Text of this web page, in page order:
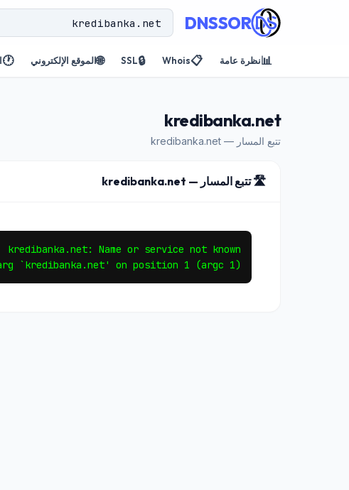
DNSSOR
📊نظرة عامة 📋
Whois
🔒
SSL
🌐الموقع الإلكتروني 🕐
kredibanka.net
تتبع المسار — kredibanka.net
🛣️ تتبع المسار — kredibanka.net
`kredibanka.net' on position 1 (argc 1)